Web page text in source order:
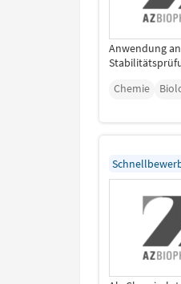
Anwendung
Chemie